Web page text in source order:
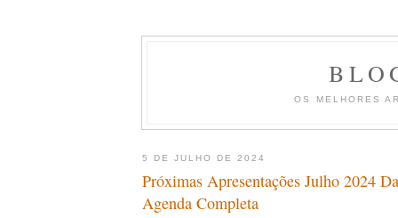
OS MELHORES
5 DE JULHO DE 2024
Próximas Apresentações Julho 2024
Agenda Completa